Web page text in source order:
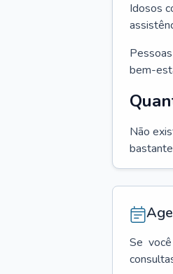
Idosos
bem-
Não
Se